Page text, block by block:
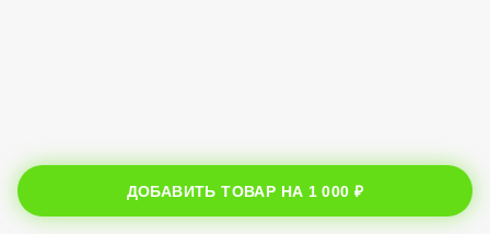
ДОБАВИТЬ ТОВАР НА 1 000 ₽